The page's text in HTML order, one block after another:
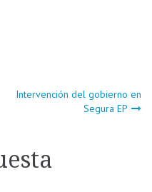
Intervención del gobierno en
Segura EP